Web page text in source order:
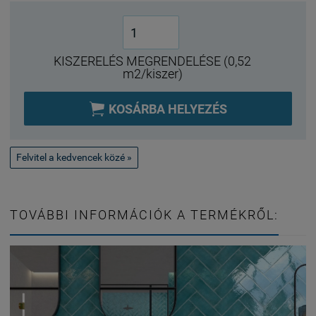
KISZERELÉS MEGRENDELÉSE (0,52
m2/kiszer)
 KOSÁRBA HELYEZÉS
Felvitel a kedvencek közé »
TOVÁBBI INFORMÁCIÓK A TERMÉKRŐL: